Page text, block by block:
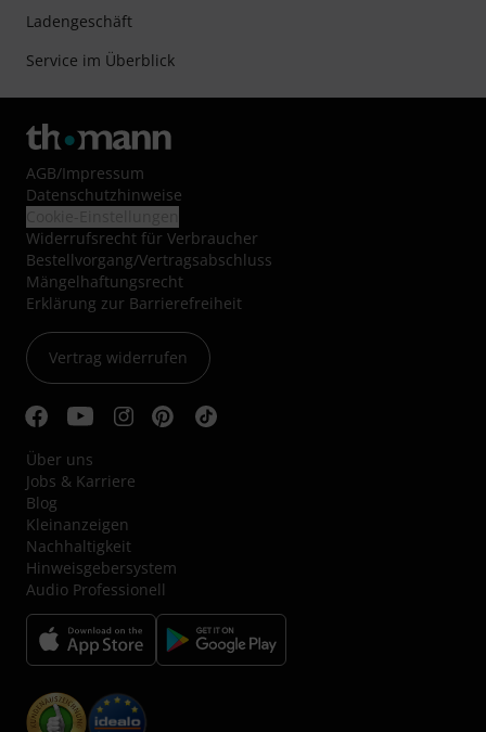
Ladengeschäft
Service im Überblick
AGB/Impressum
Datenschutzhinweise
Widerrufsrecht für Verbraucher
Bestellvorgang/Vertragsabschluss
Mängelhaftungsrecht
Erklärung zur Barrierefreiheit
Vertrag widerrufen
Über uns
Jobs & Karriere
Blog
Kleinanzeigen
Nachhaltigkeit
Hinweisgebersystem
Audio Professionell